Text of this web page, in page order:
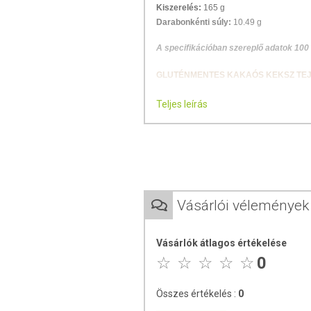
Kiszerelés: 165 g
Darabonkénti súly: 10.49 g
A specifikációban szereplő adatok
GLUTÉNMENTES KAKAÓS KEKSZ
kekszekkel való játék egyszerűen
TARTÓSÍTÓSZER-MENTES
tejszín 35% [ növényi
kukoricakeményítő, cukor, pálmazsír,
kukoricaliszt, sovány kakaópor 5%,
ammónium-hidrogén-karbonát,
Teljes leírás
Vásárlói vélemények
Vásárlók átlagos értékelése
0
Összes értékelés : 0